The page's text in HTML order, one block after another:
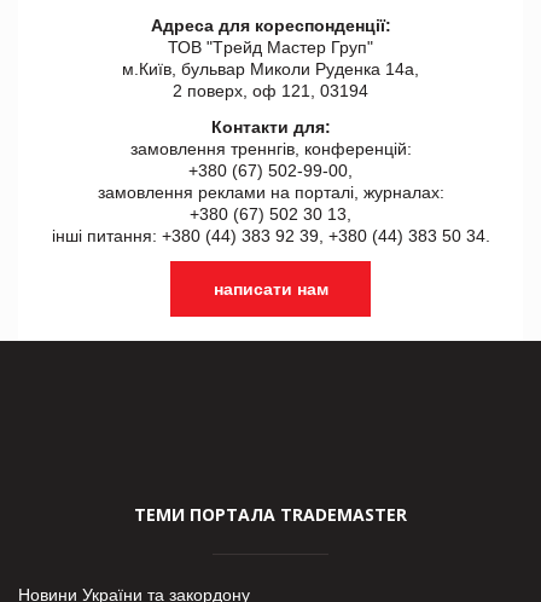
Адреса для кореспонденції:
ТОВ "Tрейд Мастер Груп"
м.Київ, бульвар Миколи Руденка 14а,
2 поверх, оф 121, 03194
Контакти для:
замовлення треннгів, конференцій:
+380 (67) 502-99-00,
замовлення реклами на порталі, журналах:
+380 (67) 502 30 13,
інші питання: +380 (44) 383 92 39, +380 (44) 383 50 34.
написати нам
ТЕМИ ПОРТАЛА TRADEMASTER
Новини України та закордону